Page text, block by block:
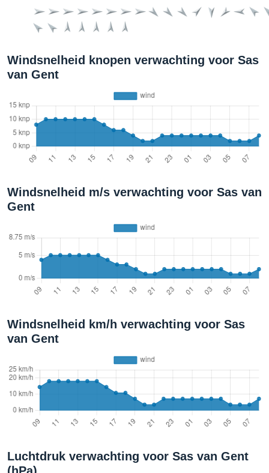
Windsnelheid knopen verwachting voor Sas
van Gent
Windsnelheid m/s verwachting voor Sas van
Gent
Windsnelheid km/h verwachting voor Sas
van Gent
Luchtdruk verwachting voor Sas van Gent